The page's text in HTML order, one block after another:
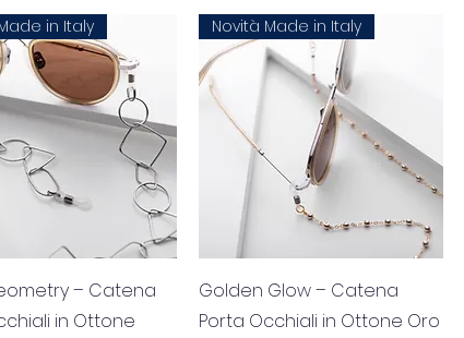
rapide
in Italy
– Catena
in Ottone
Aperçu rapide
Novità Made in Italy
Golden Glow – Catena
Porta Occhiali in Ottone Oro